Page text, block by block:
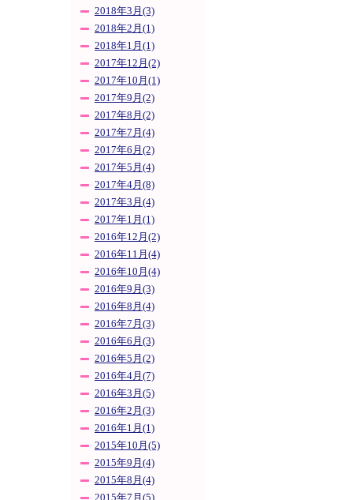
2018年3月(3)
2018年2月(1)
2018年1月(1)
2017年12月(2)
2017年10月(1)
2017年9月(2)
2017年8月(2)
2017年7月(4)
2017年6月(2)
2017年5月(4)
2017年4月(8)
2017年3月(4)
2017年1月(1)
2016年12月(2)
2016年11月(4)
2016年10月(4)
2016年9月(3)
2016年8月(4)
2016年7月(3)
2016年6月(3)
2016年5月(2)
2016年4月(7)
2016年3月(5)
2016年2月(3)
2016年1月(1)
2015年10月(5)
2015年9月(4)
2015年8月(4)
2015年7月(5)